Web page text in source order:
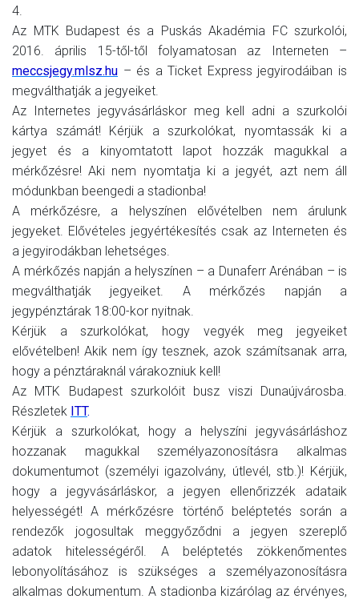
4.
Az MTK Budapest és a Puskás Akadémia FC szurkolói,
2016. április 15-től-től folyamatosan az Interneten –
meccsjegy.mlsz.hu – és a Ticket Express jegyirodáiban is
megválthatják a jegyeiket.
Az Internetes jegyvásárláskor meg kell adni a szurkolói
kártya számát! Kérjük a szurkolókat, nyomtassák ki a
jegyet és a kinyomtatott lapot hozzák magukkal a
mérkőzésre! Aki nem nyomtatja ki a jegyét, azt nem áll
módunkban beengedi a stadionba!
A mérkőzésre, a helyszínen elővételben nem árulunk
jegyeket. Elővételes jegyértékesítés csak az Interneten és
a jegyirodákban lehetséges.
A mérkőzés napján a helyszínen – a Dunaferr Arénában – is
megválthatják jegyeiket. A mérkőzés napján a
jegypénztárak 18:00-kor nyitnak.
Kérjük a szurkolókat, hogy vegyék meg jegyeiket
elővételben! Akik nem így tesznek, azok számítsanak arra,
hogy a pénztáraknál várakozniuk kell!
Az MTK Budapest szurkolóit busz viszi Dunaújvárosba.
Részletek ITT.
Kérjük a szurkolókat, hogy a helyszíni jegyvásárláshoz
hozzanak magukkal személyazonosításra alkalmas
dokumentumot (személyi igazolvány, útlevél, stb.)! Kérjük,
hogy a jegyvásárláskor, a jegyen ellenőrizzék adataik
helyességét! A mérkőzésre történő beléptetés során a
rendezők jogosultak meggyőződni a jegyen szereplő
adatok hitelességéről. A beléptetés zökkenőmentes
lebonyolításához is szükséges a személyazonosításra
alkalmas dokumentum. A stadionba kizárólag az érvényes,